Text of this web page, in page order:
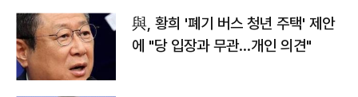
與, 황희 '폐기 버스 청년 주택' 제안
에 "당 입장과 무관…개인 의견"